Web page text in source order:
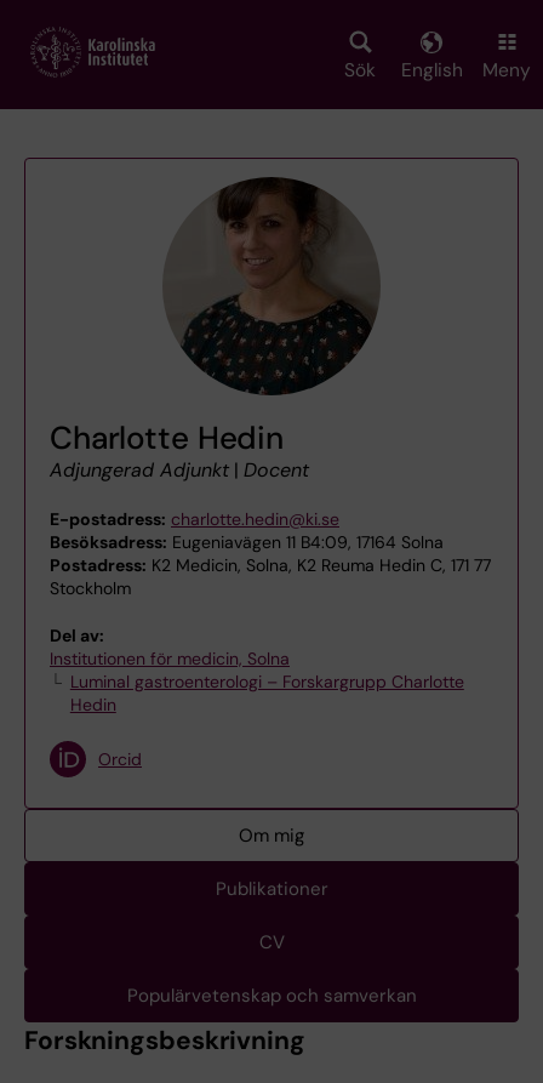
main
Sök English Meny
Charlotte Hedin
Adjungerad Adjunkt | Docent
E-postadress: charlotte.hedin@ki.se
Besöksadress: Eugeniavägen 11 B4:09, 17164 Solna
Postadress: K2 Medicin, Solna, K2 Reuma Hedin C, 171 77
Stockholm
Del av:
Institutionen för medicin, Solna
Luminal gastroenterologi – Forskargrupp Charlotte
Hedin
Orcid
Om mig
Publikationer
CV
Populärvetenskap och samverkan
Forskningsbeskrivning